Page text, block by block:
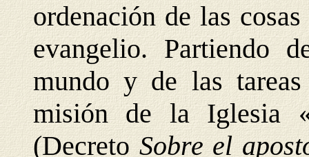
ordenación de las
evangelio. Partiendo
mundo y de las
misión de la Iglesia
(DecretoSobre el